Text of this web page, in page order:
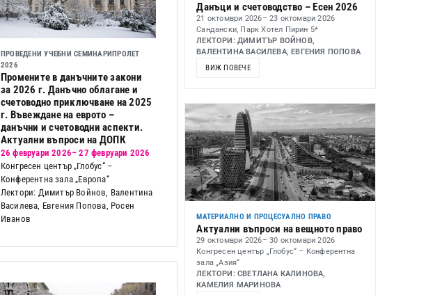
ПРОВЕДЕНИ УЧЕБНИ СЕМИНАРИ ПРОЛЕТ
2026
Промените в данъчните закони
за 2026 г. Данъчно облагане и
счетоводно приключване на 2025
г. Въвеждане на еврото –
данъчни и счетоводни аспекти.
Актуални въпроси на ДОПК
26 февруари 2026– 27 февруари 2026
Конгресен център „Глобус“ –
Конферентна зала „Европа“
Лектори: Димитър Войнов, Валентина
Василева, Евгения Попова, Росен
Иванов
Данъци и счетоводство – Есен 2026
21 октомври 2026– 23 октомври 2026
Сандански, Парк Хотел Пирин 5*
ЛЕКТОРИ: ДИМИТЪР ВОЙНОВ,
ВАЛЕНТИНА ВАСИЛЕВА, ЕВГЕНИЯ ПОПОВА
ВИЖ ПОВЕЧЕ
МАТЕРИАЛНО И ПРОЦЕСУАЛНО ПРАВО
Актуални въпроси на вещното право
29 октомври 2026– 30 октомври 2026
Конгресен център „Глобус“ – Конферентна
зала „Азия“
ЛЕКТОРИ: СВЕТЛАНА КАЛИНОВА,
КАМЕЛИЯ МАРИНОВА